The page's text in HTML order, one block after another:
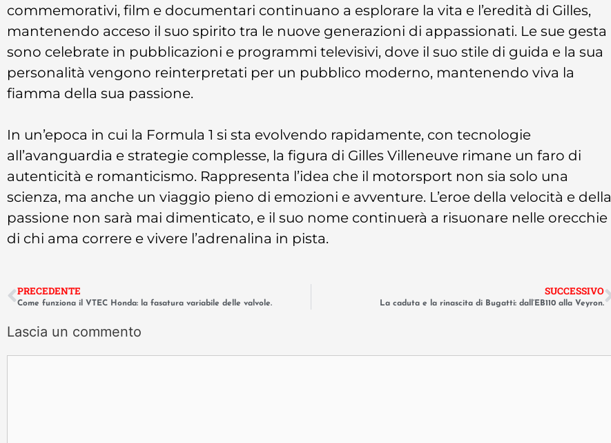
commemorativi, film e documentari continuano a esplorare la vita e l’eredità di Gilles,
mantenendo acceso il suo spirito tra le nuove generazioni di appassionati. Le sue gesta
sono celebrate in pubblicazioni e programmi televisivi, dove il suo stile di guida e la sua
personalità vengono reinterpretati per un pubblico moderno, mantenendo viva la
fiamma della sua passione.
In un’epoca in cui la Formula 1 si sta evolvendo rapidamente, con tecnologie
all’avanguardia e strategie complesse, la figura di Gilles Villeneuve rimane un faro di
autenticità e romanticismo. Rappresenta l’idea che il motorsport non sia solo una
scienza, ma anche un viaggio pieno di emozioni e avventure. L’eroe della velocità e della
passione non sarà mai dimenticato, e il suo nome continuerà a risuonare nelle orecchie
di chi ama correre e vivere l’adrenalina in pista.
PRECEDENTE
Come funziona il VTEC Honda: la fasatura variabile delle valvole.
SUCCESSIVO
La caduta e la rinascita di Bugatti: dall’EB110 alla Veyron.
Lascia un commento